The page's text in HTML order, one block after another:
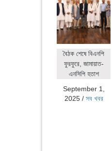
বৈঠক শেষে বিএনপি
ফুরফুরে, জামায়াত-
এনসিপি হতাশ
September 1,
2025/ সব খবর